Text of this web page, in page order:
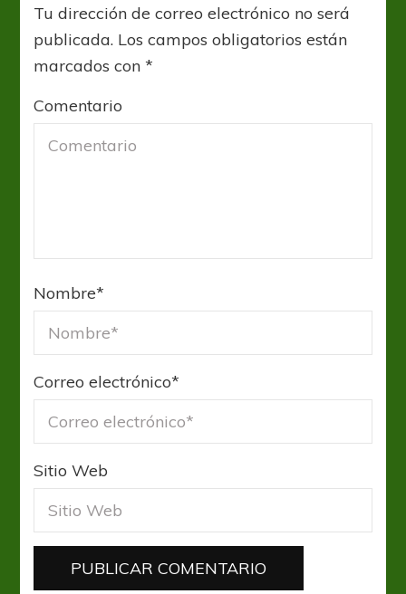
Tu dirección de correo electrónico no será
publicada. Los campos obligatorios están
marcados con*
Comentario
Nombre*
Correo electrónico*
Sitio Web